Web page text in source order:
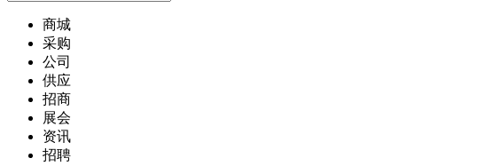
商城
采购
公司
供应
招商
展会
资讯
招聘